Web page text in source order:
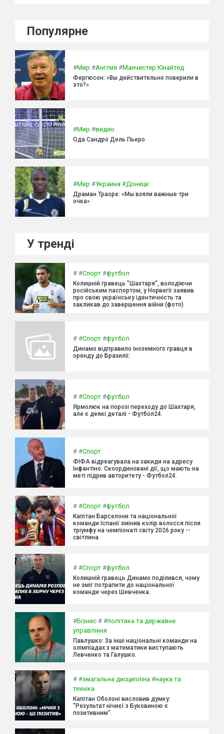
Популярне
#Мир #Англия #Манчестер Юнайтед
Фергюсон: «Вы действительно поверили в
это?»
#Мир #видео
Ода Сандро Дель Пьеро
#Мир #Украина #Донецк
Драман Траоре: «Мы взяли важные три
очка»
У тренді
# #Спорт #футбол
Колишній гравець "Шахтаря", володіючи
російським паспортом, у Норвегії заявив
про свою українську ідентичність та
закликав до завершення війни (фото)
# #Спорт #футбол
Динамо відправило іноземного гравця в
оренду до Бразилії.
# #Спорт #футбол
Ярмолюк на порозі переходу до Шахтаря,
але є деякі деталі - Футбол24.
# #Спорт
ФІФА відреагувала на закиди на адресу
Інфантіно: Скоординовані дії, що мають на
меті підрив авторитету - Футбол24.
# #Спорт #футбол
Капітан Барселони та національної
команди Іспанії змінив колір волосся після
тріумфу на чемпіонаті світу 2026 року --
світлина.
# #Спорт #футбол
Колишній гравець Динамо поділився, чому
не зміг потрапити до національної
команди через Шевченка.
#Бізнес # #політика та державне
управління
Павлушко: За інші національні команди на
олімпіадах з математики виступають
Левченко та Галушко.
# #змагальна дисципліна #наука та
техніка
Капітан Оболоні висловив думку:
"Результат нічиєї з Буковиною є
позитивним".